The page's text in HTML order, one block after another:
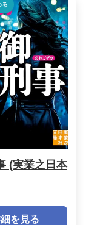
る
(実業之日本
を見る